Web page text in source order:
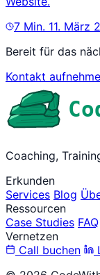
7 Min. 11. März
Bereit für das
Kontakt
Coaching,
Erkunden
Services Blog
Ressourcen
Case Studies FAQ
Vernetzen
Call buchen